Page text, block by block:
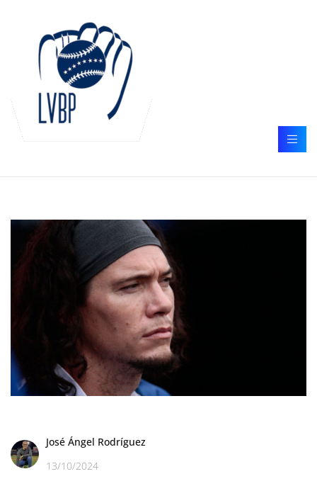
José Ángel Rodríguez
13/10/2024